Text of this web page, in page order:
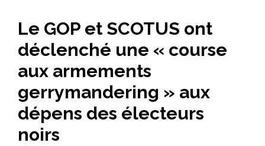
Le GOP et SCOTUS ont
déclenché une « course
aux armements
gerrymandering » aux
dépens des électeurs
noirs